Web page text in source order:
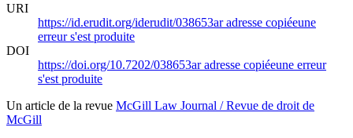
URI
https://id.erudit.org/iderudit/038653aradresse copiéeune
erreur s'est produite
DOI
https://doi.org/10.7202/038653aradresse copiéeune erreur
s'est produite
Un article de la revue McGill Law Journal / Revue de droit de
McGill